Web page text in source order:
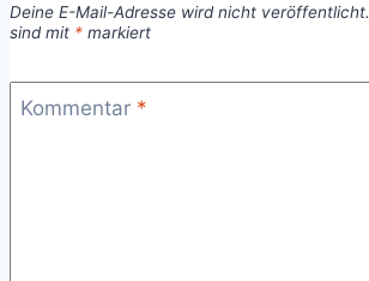
Deine E-Mail-Adresse wird nicht veröffentlicht.
sind mit * markiert
Kommentar *